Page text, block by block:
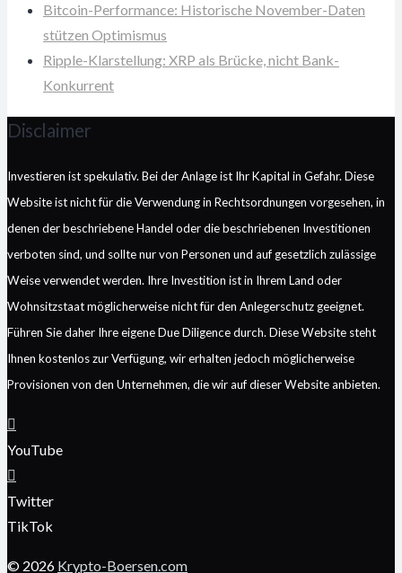
Bitcoin-Performance: Historische November-Daten
stützen Optimismus
Ripple-Klarstellung: XRP als Brücke, nicht Bank-
Konkurrent
Disclaimer
Investieren ist spekulativ. Bei der Anlage ist Ihr Kapital in Gefahr. Diese
Website ist nicht für die Verwendung in Rechtsordnungen vorgesehen, in
denen der beschriebene Handel oder die beschriebenen Investitionen
verboten sind, und sollte nur von Personen und auf gesetzlich zulässige
Weise verwendet werden. Ihre Investition ist in Ihrem Land oder
Wohnsitzstaat möglicherweise nicht für den Anlegerschutz geeignet.
Führen Sie daher Ihre eigene Due Diligence durch. Diese Website steht
Ihnen kostenlos zur Verfügung, wir erhalten jedoch möglicherweise
Provisionen von den Unternehmen, die wir auf dieser Website anbieten.
YouTube
Twitter
TikTok
© 2026 Krypto-Boersen.com